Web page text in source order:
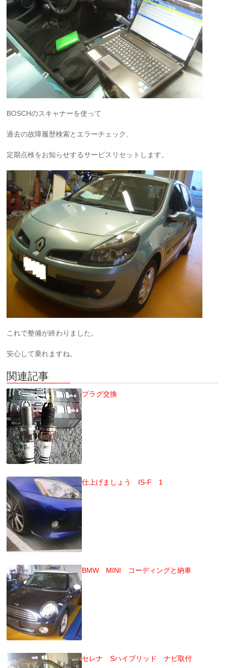
BOSCHのスキャナーを使って
過去の故障履歴検索とエラーチェック、
定期点検をお知らせするサービスリセットします。
これで整備が終わりました。
安心して乗れますね。
関連記事
プラグ交換
仕上げましょう IS-F 1
BMW MINI コーディングと納車
セレナ Sハイブリッド ナビ取付